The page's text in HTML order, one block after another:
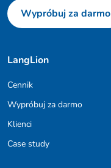
Wypróbuj za darmo
LangLion
Cennik
Wypróbuj za darmo
Klienci
Case study